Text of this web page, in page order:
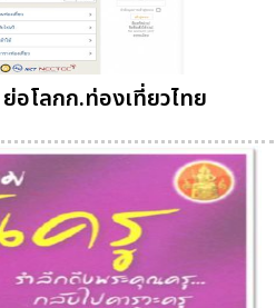
อโลกก.ท่องเที่ยวไทย